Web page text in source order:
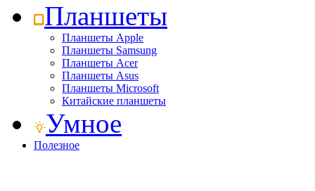
Планшеты
Планшеты Apple
Планшеты Samsung
Планшеты Acer
Планшеты Asus
Планшеты Microsoft
Китайские планшеты
Умное
Полезное